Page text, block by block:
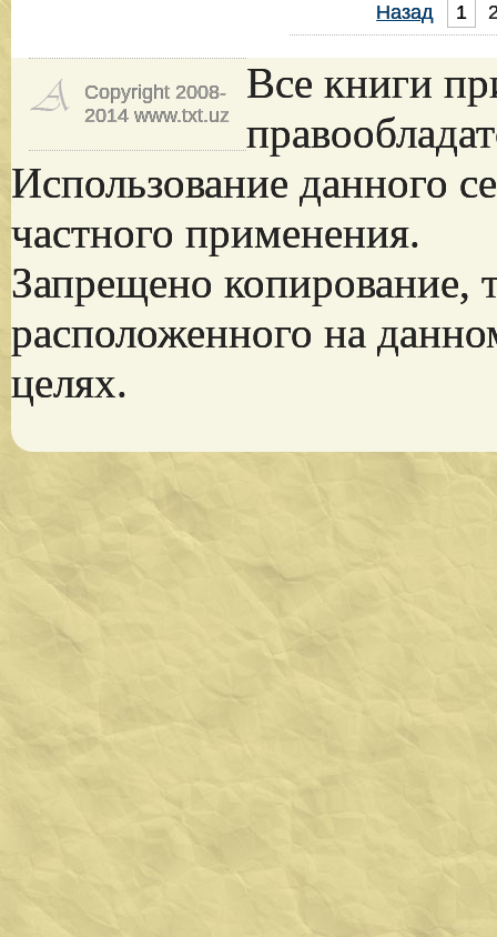
Назад
1
Copyright 2008-
2014 www.txt.uz
Все книги
Использование данного
частного применения.
Запрещено копирование,
расположенного на
целях.